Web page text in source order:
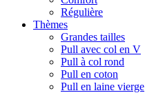
Régulière
Thèmes
Grandes tailles
Pull avec col en V
Pull à col rond
Pull en coton
Pull en laine vierge